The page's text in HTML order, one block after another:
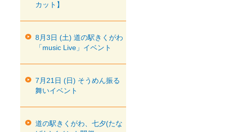
カット】
8月3日 (土) 道の駅きくがわ
「music Live」イベント
7月21日 (日) そうめん振る
舞いイベント
道の駅きくがわ、七夕(たな